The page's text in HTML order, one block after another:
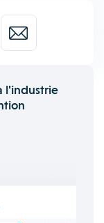
l'industrie